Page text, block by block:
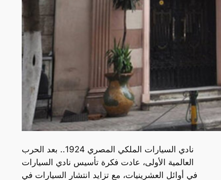
نادي السيارات الملكي المصري 1924.. بعد الحرب
العالمية الأولى، عادت فكرة تأسيس نادي السيارات
في أوائل العشرينيات، مع تزايد انتشار السيارات في